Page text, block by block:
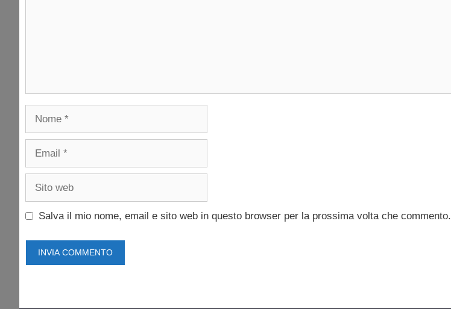
Nome
Email
Sito
Salva il mio nome, email e sito web in questo browser per la prossima volta che commento.